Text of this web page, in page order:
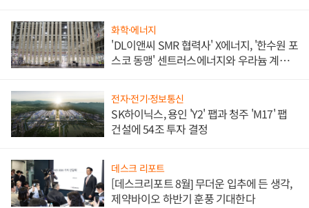
화학·에너지
'DL이앤씨 SMR 협력사' X에너지, '한수원 포
스코 동맹' 센트러스에너지와 우라늄 계약
전자·전기·정보통신
SK하이닉스, 용인 'Y2' 팹과 청주 'M17' 팹
건설에 54조 투자 결정
데스크 리포트
[데스크리포트 8월] 무더운 입추에 든 생각,
제약바이오 하반기 훈풍 기대한다